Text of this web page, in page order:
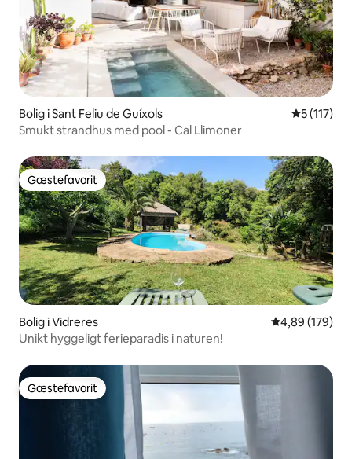
Bolig i Sant Feliu de Guíxols 5 ud af 5 i
5 (117)
Smukt strandhus med pool - Cal Llimoner
Gæstefavorit
Gæstefavorit
Bolig i Vidreres 4,89 ud af 5 i
4,89 (179)
Unikt hyggeligt ferieparadis i naturen!
Gæstefavorit
Gæstefavorit